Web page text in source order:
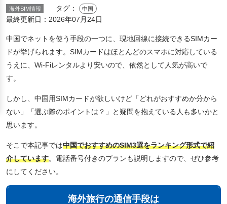
海外SIM情報 タグ： 中国
最終更新日： 2026年07月24日
中国でネットを使う手段の一つに、現地回線に接続できるSIMカー
ドが挙げられます。SIMカードはほとんどのスマホに対応している
うえに、Wi-Fiレンタルより安いので、依然として人気が高いで
す。
しかし、中国用SIMカードが欲しいけど「どれがおすすめか分から
ない」「選ぶ際のポイントは？」と疑問を抱えている人も多いかと
思います。
そこで本記事では中国でおすすめのSIM3選をランキング形式で紹
介しています。電話番号付きのプランも説明しますので、ぜひ参考
にしてください。
海外旅行の通信手段は